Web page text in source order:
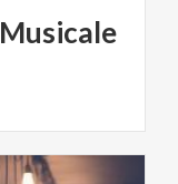
Musicale